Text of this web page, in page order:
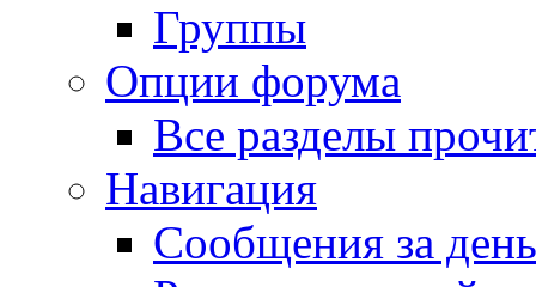
Группы
Опции форума
Все разделы
Навигация
Сообщения за день